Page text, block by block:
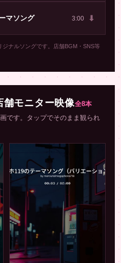
マソング 3:00 ⬇
ナルソングです。店舗BGM・SNS等
舗モニター映像全8本
です。タップでそのまま観られ